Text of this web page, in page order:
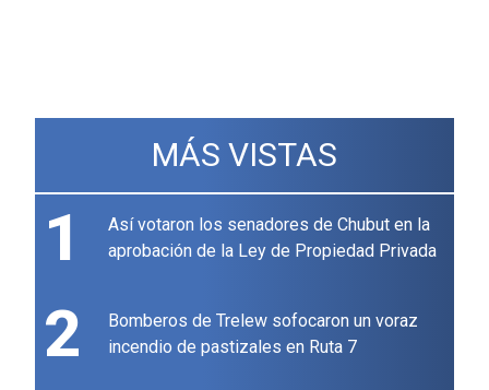
MÁS VISTAS
1
Así votaron los senadores de Chubut en la
aprobación de la Ley de Propiedad Privada
2
Bomberos de Trelew sofocaron un voraz
incendio de pastizales en Ruta 7